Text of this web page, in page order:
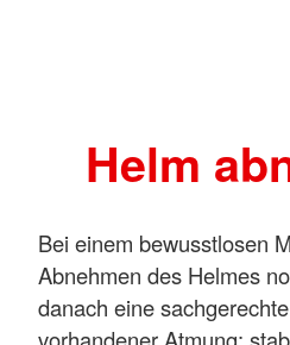
Helm
Bei einem bewusstlosen
Abnehmen des Helmes
danach eine